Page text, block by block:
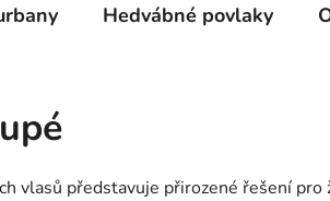
Hedvábné povlaky
vlasů představuje přirozené řešení